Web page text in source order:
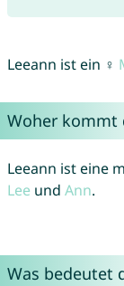
Leeann ist ein ♀
Woher kommt
Leeann ist eine
Lee und Ann.
Was bedeutet